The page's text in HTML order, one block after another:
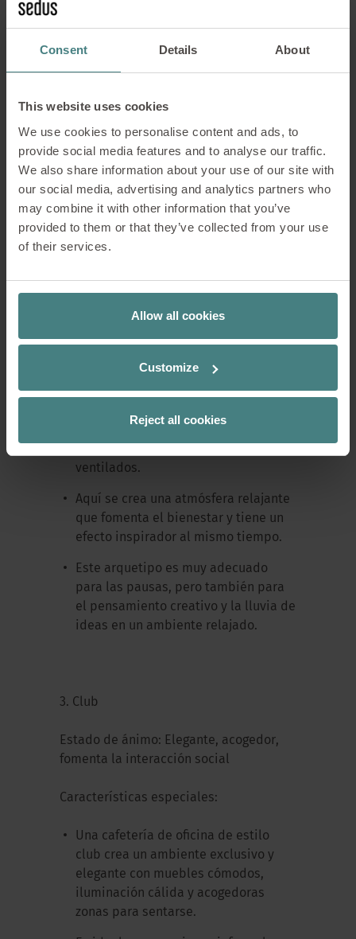
Consent Details About
This website uses cookies
We use cookies to personalise content and ads, to
provide social media features and to analyse our traffic.
We also share information about your use of our site with
our social media, advertising and analytics partners who
may combine it with other information that you’ve
provided to them or that they’ve collected from your use
of their services.
Allow all cookies
Customize
Reject all cookies
desean trabajar en paz o sumergirse
en proyectos individuales. Los retiros
privados suelen ser una
característica.
ardín
Estado de ánimo: Natural, calmado, que
inspira creatividad
El tipo de arquitectura de jardín se
caracteriza por una fuerte conexión
mucha vegetación, materiales
ventilados.
Aquí se crea una atmósfera relajante
que fomenta el bienestar y tiene un
efecto inspirador al mismo tiempo.
Este arquetipo es muy adecuado
para las pausas, pero también para
el pensamiento creativo y la lluvia de
ideas en un ambiente relajado.
3. Club
Estado de ánimo: Elegante, acogedor,
fomenta la interacción social
Características especiales:
Una cafetería de oficina de estilo
club crea un ambiente exclusivo y
elegante con muebles cómodos,
iluminación cálida y acogedoras
zonas para sentarse.